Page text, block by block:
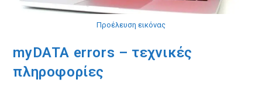
Προέλευση εικόνας
myDATA errors – τεχνικές
πληροφορίες